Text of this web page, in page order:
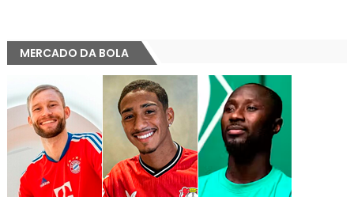
MERCADO DA BOLA